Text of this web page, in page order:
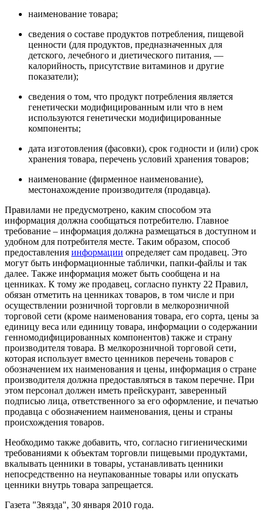
наименование товара;
сведения о составе продуктов потребления, пищевой
ценности (для продуктов, предназначенных для
детского, лечебного и диетического питания, —
калорийность, присутствие витаминов и другие
показатели);
сведения о том, что продукт потребления является
генетически модифицированным или что в нем
используются генетически модифицированные
компоненты;
дата изготовления (фасовки), срок годности и (или) срок
хранения товара, перечень условий хранения товаров;
наименование (фирменное наименование),
местонахождение производителя (продавца).
Правилами не предусмотрено, каким способом эта
информация должна сообщаться потребителю. Главное
требование – информация должна размещаться в доступном и
удобном для потребителя месте. Таким образом, способ
предоставления информации определяет сам продавец. Это
могут быть информационные таблички, папки-файлы и так
далее. Также информация может быть сообщена и на
ценниках. К тому же продавец, согласно пункту 22 Правил,
обязан отметить на ценниках товаров, в том числе и при
осуществлении розничной торговли в мелкорозничной
торговой сети (кроме наименования товара, его сорта, цены за
единицу веса или единицу товара, информации о содержании
генномодифицированных компонентов) также и страну
производителя товара. В мелкорозничной торговой сети,
которая использует вместо ценников перечень товаров с
обозначением их наименования и цены, информация о стране
производителя должна предоставляться в таком перечне. При
этом персонал должен иметь прейскурант, заверенный
подписью лица, ответственного за его оформление, и печатью
продавца с обозначением наименования, цены и страны
происхождения товаров.
Необходимо также добавить, что, согласно гигиеническими
требованиями к объектам торговли пищевыми продуктами,
вкалывать ценники в товары, устанавливать ценники
непосредственно на неупакованные товары или опускать
ценники внутрь товара запрещается.
Газета "Звязда", 30 января 2010 года.